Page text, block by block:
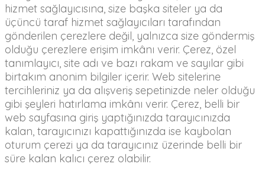
hizmet sağlayıcısına, size başka siteler ya da
üçüncü taraf hizmet sağlayıcıları tarafından
gönderilen çerezlere değil, yalnızca size göndermiş
olduğu çerezlere erişim imkânı verir. Çerez, özel
tanımlayıcı, site adı ve bazı rakam ve sayılar gibi
birtakım anonim bilgiler içerir. Web sitelerine
tercihleriniz ya da alışveriş sepetinizde neler olduğu
gibi şeyleri hatırlama imkânı verir. Çerez, belli bir
web sayfasına giriş yaptığınızda tarayıcınızda
kalan, tarayıcınızı kapattığınızda ise kaybolan
oturum çerezi ya da tarayıcınız üzerinde belli bir
süre kalan kalıcı çerez olabilir.